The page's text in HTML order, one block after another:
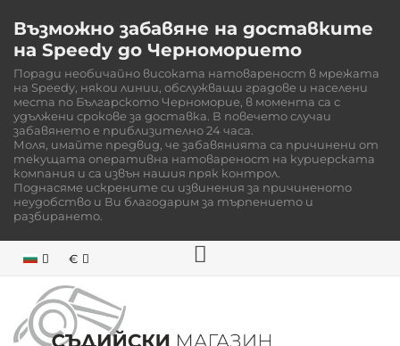
Възможно забавяне на доставките
на Speedy до Черноморието
Поради необичайно високата натовареност в мрежата
на Speedy, някои линии, обслужващи градове и населени
места по Българското Черноморие, в момента са с
удължени срокове за доставка. В повечето случаи
забавянето е приблизително 24 часа.
Моля, имайте предвид, че забавянията са причинени от
текущата оперативна натовареност на куриерската
компания и са извън нашия пряк контрол.
Поднасяме искрените си извинения за причиненото
неудобство и Ви благодарим за търпението и
разбирането.
€